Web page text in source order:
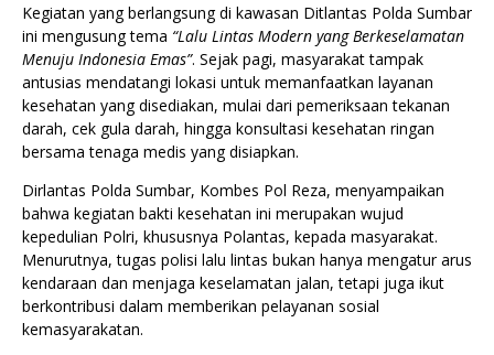
Kegiatan yang berlangsung di kawasan Ditlantas Polda Sumbar
ini mengusung tema “Lalu Lintas Modern yang Berkeselamatan
Menuju Indonesia Emas”. Sejak pagi, masyarakat tampak
antusias mendatangi lokasi untuk memanfaatkan layanan
kesehatan yang disediakan, mulai dari pemeriksaan tekanan
darah, cek gula darah, hingga konsultasi kesehatan ringan
bersama tenaga medis yang disiapkan.
Dirlantas Polda Sumbar, Kombes Pol Reza, menyampaikan
bahwa kegiatan bakti kesehatan ini merupakan wujud
kepedulian Polri, khususnya Polantas, kepada masyarakat.
Menurutnya, tugas polisi lalu lintas bukan hanya mengatur arus
kendaraan dan menjaga keselamatan jalan, tetapi juga ikut
berkontribusi dalam memberikan pelayanan sosial
kemasyarakatan.